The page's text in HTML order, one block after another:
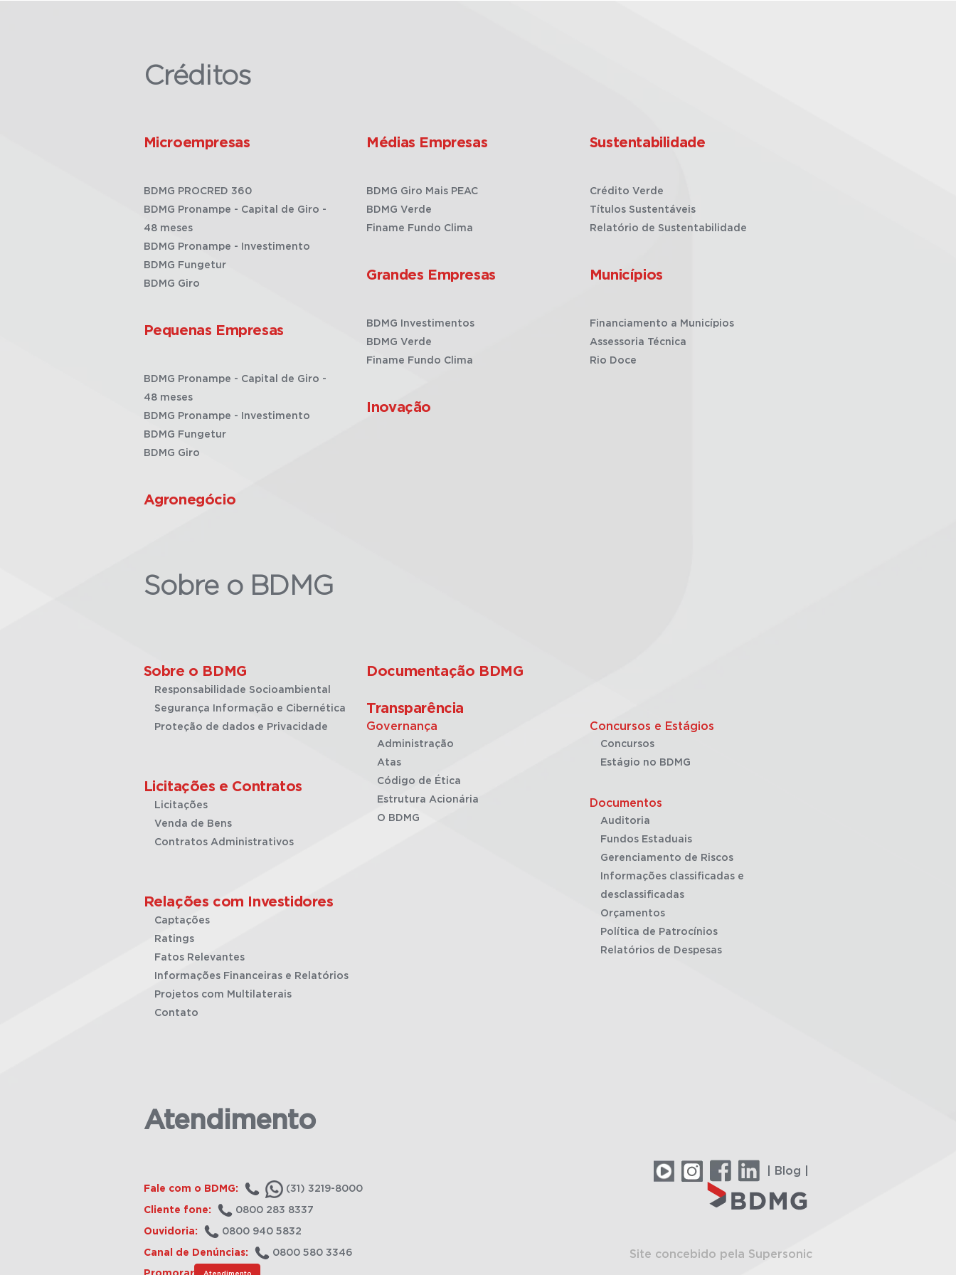
Créditos
Microempresas
BDMG PROCRED 360
BDMG Pronampe - Capital de Giro -
48 meses
BDMG Pronampe - Investimento
BDMG Fungetur
BDMG Giro
Pequenas Empresas
BDMG Pronampe - Capital de Giro -
48 meses
BDMG Pronampe - Investimento
BDMG Fungetur
BDMG Giro
Agronegócio
Médias Empresas
BDMG Giro Mais PEAC
BDMG Verde
Finame Fundo Clima
Grandes Empresas
BDMG Investimentos
BDMG Verde
Finame Fundo Clima
Inovação
Sustentabilidade
Crédito Verde
Títulos Sustentáveis
Relatório de Sustentabilidade
Municípios
Financiamento a Municípios
Assessoria Técnica
Rio Doce
Sobre o BDMG
Sobre o BDMG
Responsabilidade Socioambiental
Segurança Informação e Cibernética
Proteção de dados e Privacidade
Licitações e Contratos
Licitações
Venda de Bens
Contratos Administrativos
Relações com Investidores
Captações
Ratings
Fatos Relevantes
Informações Financeiras e Relatórios
Projetos com Multilaterais
Contato
Documentação BDMG
Transparência
Governança
Administração
Atas
Código de Ética
Estrutura Acionária
O BDMG
Concursos e Estágios
Concursos
Estágio no BDMG
Documentos
Auditoria
Fundos Estaduais
Gerenciamento de Riscos
Informações classificadas e
desclassificadas
Orçamentos
Política de Patrocínios
Relatórios de Despesas
Atendimento
Fale com o BDMG: (31) 3219-8000
Cliente fone: 0800 283 8337
Ouvidoria: 0800 940 5832
Canal de Denúncias: 0800 580 3346
Atendimento
| Blog |
Site concebido pela Supersonic